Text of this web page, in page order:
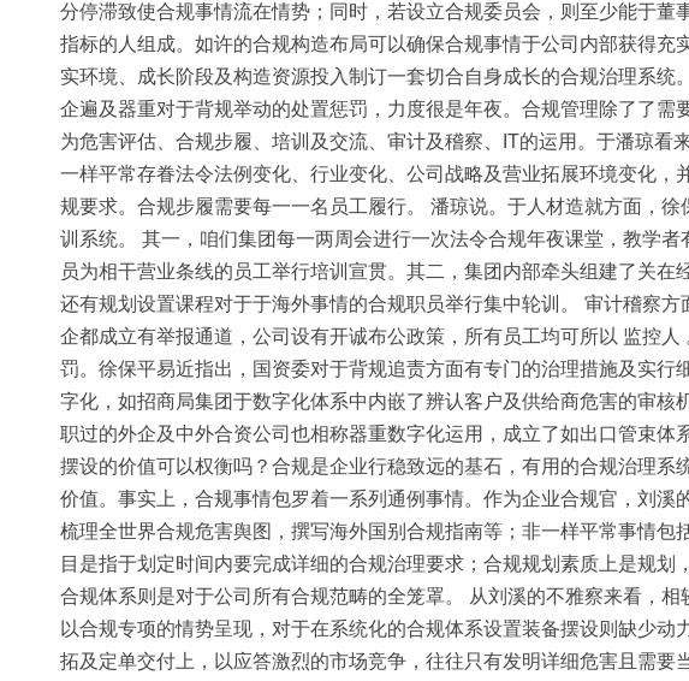
分停滞致使合规事情流在情势；同时，若设立合规委员会，则至少能于
指标的人组成。如许的合规构造布局可以确保合规事情于公司内部获得
实环境、成长阶段及构造资源投入制订一套切合自身成长的合规治理系
企遍及器重对于背规举动的处置惩罚，力度很是年夜。合规管理除了了
为危害评估、合规步履、培训及交流、审计及稽察、IT的运用。于潘琼
一样平常存眷法令法例变化、行业变化、公司战略及营业拓展环境变化
规要求。合规步履需要每一一名员工履行。 潘琼说。于人材造就方面，
训系统。 其一，咱们集团每一两周会进行一次法令合规年夜课堂，教学
员为相干营业条线的员工举行培训宣贯。其二，集团内部牵头组建了关
还有规划设置课程对于于海外事情的合规职员举行集中轮训。 审计稽察
企都成立有举报通道，公司设有开诚布公政策，所有员工均可所以 监控
罚。徐保平易近指出，国资委对于背规追责方面有专门的治理措施及实
字化，如招商局集团于数字化体系中内嵌了辨认客户及供给商危害的审
职过的外企及中外合资公司也相称器重数字化运用，成立了如出口管束
摆设的价值可以权衡吗？合规是企业行稳致远的基石，有用的合规治理
价值。事实上，合规事情包罗着一系列通例事情。作为企业合规官，刘
梳理全世界合规危害舆图，撰写海外国别合规指南等；非一样平常事情
目是指于划定时间内要完成详细的合规治理要求；合规规划素质上是规
合规体系则是对于公司所有合规范畴的全笼罩。 从刘溪的不雅察来看，
以合规专项的情势呈现，对于在系统化的合规体系设置装备摆设则缺少
拓及定单交付上，以应答激烈的市场竞争，往往只有发明详细危害且需